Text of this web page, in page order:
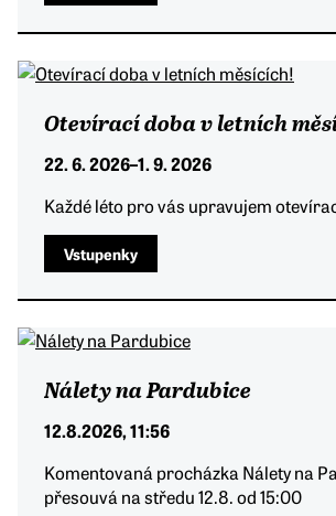
Otevírací doba v letních
22. 6. 2026–1. 9. 2026
Každé léto pro vás upravujem
Vstupenky
Nálety na Pardubice
12.8.2026, 11:56
Komentovaná procházka Nálety na
přesouvá na středu 12.8. od 15:00